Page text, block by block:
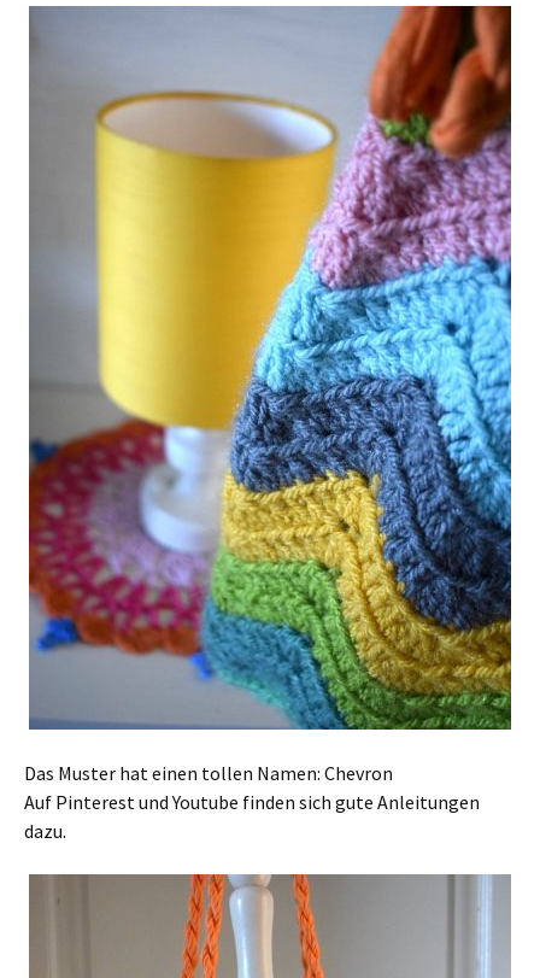
Das Muster hat einen tollen Namen: Chevron
Auf Pinterest und Youtube finden sich gute Anleitungen
dazu.